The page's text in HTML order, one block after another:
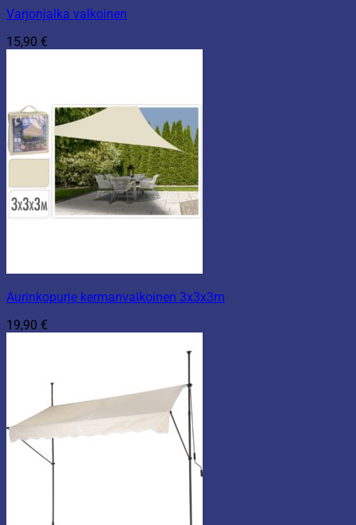
Varjonjalka valkoinen
15,90 €
Aurinkopurje kermanvalkoinen 3x3x3m
19,90 €